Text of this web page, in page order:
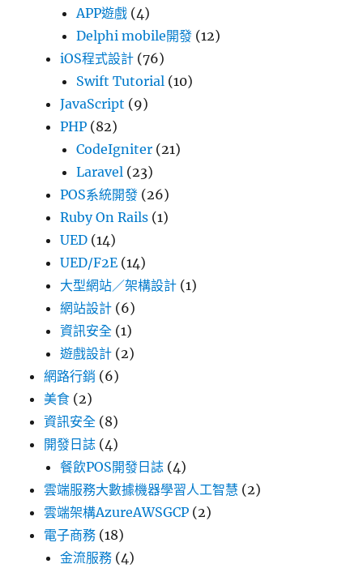
APP遊戲 (4)
Delphi mobile開發 (12)
iOS程式設計 (76)
Swift Tutorial (10)
JavaScript (9)
PHP (82)
CodeIgniter (21)
Laravel (23)
POS系統開發 (26)
Ruby On Rails (1)
UED (14)
UED/F2E (14)
大型網站／架構設計 (1)
網站設計 (6)
資訊安全 (1)
遊戲設計 (2)
網路行銷 (6)
美食 (2)
資訊安全 (8)
開發日誌 (4)
餐飲POS開發日誌 (4)
雲端服務大數據機器學習人工智慧 (2)
雲端架構AzureAWSGCP (2)
電子商務 (18)
金流服務 (4)